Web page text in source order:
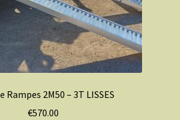
Rampes 2M50 – 3T LISSES
€570.00